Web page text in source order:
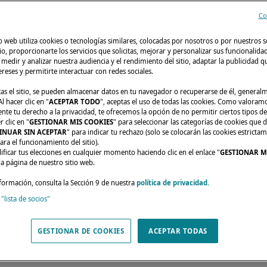
LAGOON 51: RUMBO HACIA NUEVOS HORIZONTES
51: RUMBO
HORIZONTES
presenta una circulación
web utiliza cookies o tecnologías similares, colocadas por nosotros o por nuestros
proporcionarte los servicios que solicitas, mejorar y personalizar sus
y analizar nuestra audiencia y el rendimiento del sitio, adaptar la publicidad
y permitirte interactuar con redes sociales.
el sitio, se pueden almacenar datos en tu navegador o recuperarse de él,
hacer clic en "ACEPTAR TODO", aceptas el uso de todas las cookies. Como
tu derecho a la privacidad, te ofrecemos la opción de no permitir ciertos tipos
clic en "GESTIONAR MIS COOKIES" para seleccionar las categorías de cookies que
SIN ACEPTAR" para indicar tu rechazo (solo se colocarán las cookies
el funcionamiento del sitio).
tus elecciones en cualquier momento haciendo clic en el enlace "GESTIONAR
página de nuestro sitio web.
consulta la Sección 9 de nuestra política de privacidad.
de socios"
GESTIONAR DE COOKIES ACEPTAR TODAS